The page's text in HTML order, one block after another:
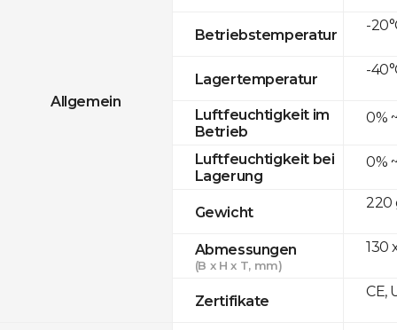
Allgemein
Betriebstemperatur
Lagertemperatur
Luftfeuchtigkeit im
Betrieb
Luftfeuchtigkeit bei
Lagerung
Gewicht
Abmessungen
(B x H x T, mm)
Zertifikate
-
-
0%
0%
220
130
CE,